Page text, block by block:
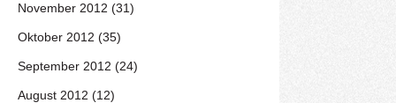
November 2012 (31)
Oktober 2012 (35)
September 2012 (24)
August 2012 (12)